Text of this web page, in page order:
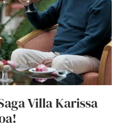
a
u
n
i
s
y
s
Villa Karissa